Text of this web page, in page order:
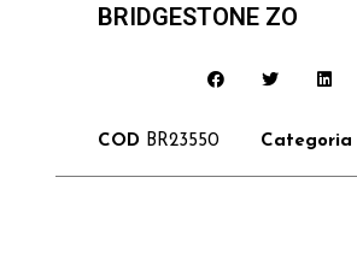
BRIDGESTONE ZO
COD BR23550 Categoria